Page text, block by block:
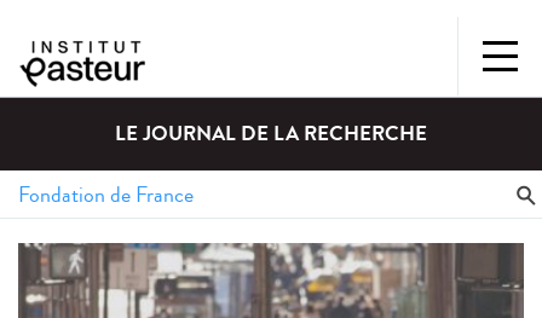
LE JOURNAL DE LA RECHERCHE